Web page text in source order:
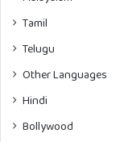
Tamil
Telugu
Other Languages
Hindi
Bollywood